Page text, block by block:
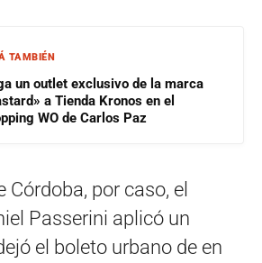
TAMBIÉN
un outlet exclusivo de la marca
a Tienda Kronos en el
WO de Carlos Paz
Córdoba, por caso, el
Passerini aplicó un
el boleto urbano de en